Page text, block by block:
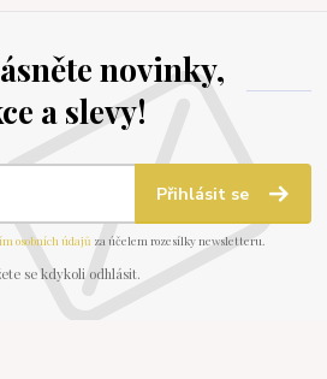
novinky,
a slevy!
Přihlásit se
osobních údajů za účelem rozesílky newsletteru.
se kdykoli odhlásit.